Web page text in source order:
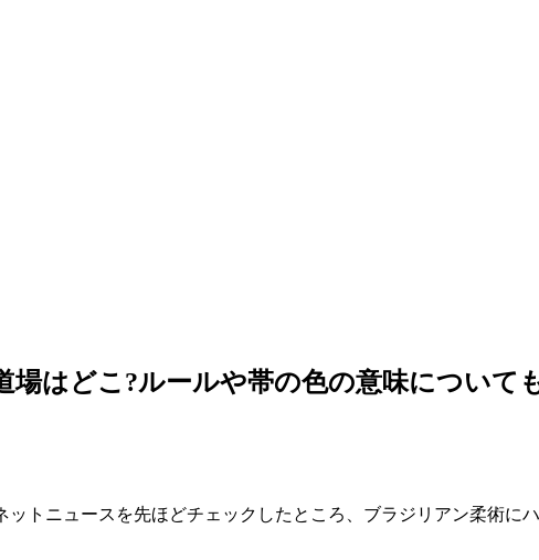
はどこ?ルールや帯の色の意味について
トニュースを先ほどチェックしたところ、ブラジリアン柔術に